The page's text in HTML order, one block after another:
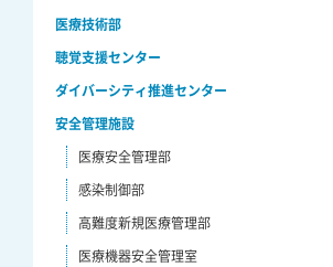
医療技術部
聴覚支援センター
ダイバーシティ推進センター
安全管理施設
医療安全管理部
感染制御部
高難度新規医療管理部
医療機器安全管理室